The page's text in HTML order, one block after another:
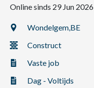
Contact
NL FR EN
Online sinds 29 Jun 2026
Wondelgem,BE
Construct
Vaste job
Dag - Voltijds